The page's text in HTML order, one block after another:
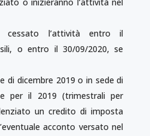
cessato l’attività entro il
o entro il 30/09/2020, se
di dicembre 2019 o in sede di
per il 2019 (trimestrali per
un credito di imposta
acconto versato nel